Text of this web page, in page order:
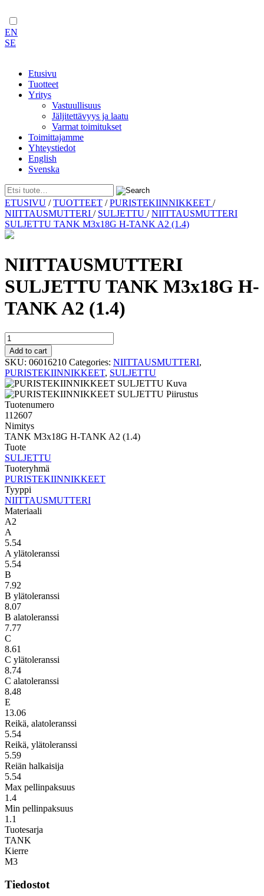
EN
SE
Etusivu
Tuotteet
Yritys
Vastuullisuus
Jäljitettävyys ja laatu
Varmat toimitukset
Toimittajamme
Yhteystiedot
English
Svenska
Skip
to
content
ETUSIVU /TUOTTEET /PURISTEKIINNIKKEET /
NIITTAUSMUTTERI / SULJETTU /NIITTAUSMUTTERI
SULJETTU TANK M3x18G H-TANK A2 (1.4)
NIITTAUSMUTTERI
SULJETTU TANK M3x18G H-
TANK A2 (1.4)
NIITTAUSMUTTERI
SULJETTU
TANK
M3x18G
H-
TANK
A2
(1.4)
quantity
Add to cart
SKU: 06016210 Categories: NIITTAUSMUTTERI,
PURISTEKIINNIKKEET, SULJETTU
Tuotenumero
112607
Nimitys
TANK M3x18G H-TANK A2 (1.4)
Tuote
SULJETTU
Tuoteryhmä
PURISTEKIINNIKKEET
Tyyppi
NIITTAUSMUTTERI
Materiaali
A2
A
5.54
A ylätoleranssi
5.54
B
7.92
B ylätoleranssi
8.07
B alatoleranssi
7.77
C
8.61
C ylätoleranssi
8.74
C alatoleranssi
8.48
E
13.06
Reikä, alatoleranssi
5.54
Reikä, ylätoleranssi
5.59
Reiän halkaisija
5.54
Max pellinpaksuus
1.4
Min pellinpaksuus
1.1
Tuotesarja
TANK
Kierre
M3
Tiedostot